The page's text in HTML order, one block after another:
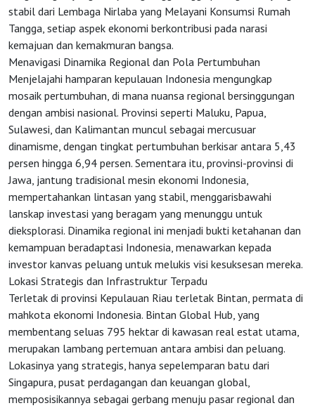
stabil dari Lembaga Nirlaba yang Melayani Konsumsi Rumah
Tangga, setiap aspek ekonomi berkontribusi pada narasi
kemajuan dan kemakmuran bangsa.
Menavigasi Dinamika Regional dan Pola Pertumbuhan
Menjelajahi hamparan kepulauan Indonesia mengungkap
mosaik pertumbuhan, di mana nuansa regional bersinggungan
dengan ambisi nasional. Provinsi seperti Maluku, Papua,
Sulawesi, dan Kalimantan muncul sebagai mercusuar
dinamisme, dengan tingkat pertumbuhan berkisar antara 5,43
persen hingga 6,94 persen. Sementara itu, provinsi-provinsi di
Jawa, jantung tradisional mesin ekonomi Indonesia,
mempertahankan lintasan yang stabil, menggarisbawahi
lanskap investasi yang beragam yang menunggu untuk
dieksplorasi. Dinamika regional ini menjadi bukti ketahanan dan
kemampuan beradaptasi Indonesia, menawarkan kepada
investor kanvas peluang untuk melukis visi kesuksesan mereka.
Lokasi Strategis dan Infrastruktur Terpadu
Terletak di provinsi Kepulauan Riau terletak Bintan, permata di
mahkota ekonomi Indonesia. Bintan Global Hub, yang
membentang seluas 795 hektar di kawasan real estat utama,
merupakan lambang pertemuan antara ambisi dan peluang.
Lokasinya yang strategis, hanya sepelemparan batu dari
Singapura, pusat perdagangan dan keuangan global,
memposisikannya sebagai gerbang menuju pasar regional dan